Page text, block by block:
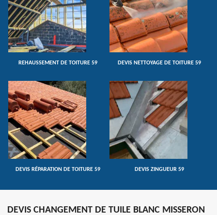
REHAUSSEMENT DE TOITURE 59 DEVIS NETTOYAGE DE TOITURE 59
DEVIS RÉPARATION DE TOITURE 59 DEVIS ZINGUEUR 59
DEVIS CHANGEMENT DE TUILE BLANC MISSERON